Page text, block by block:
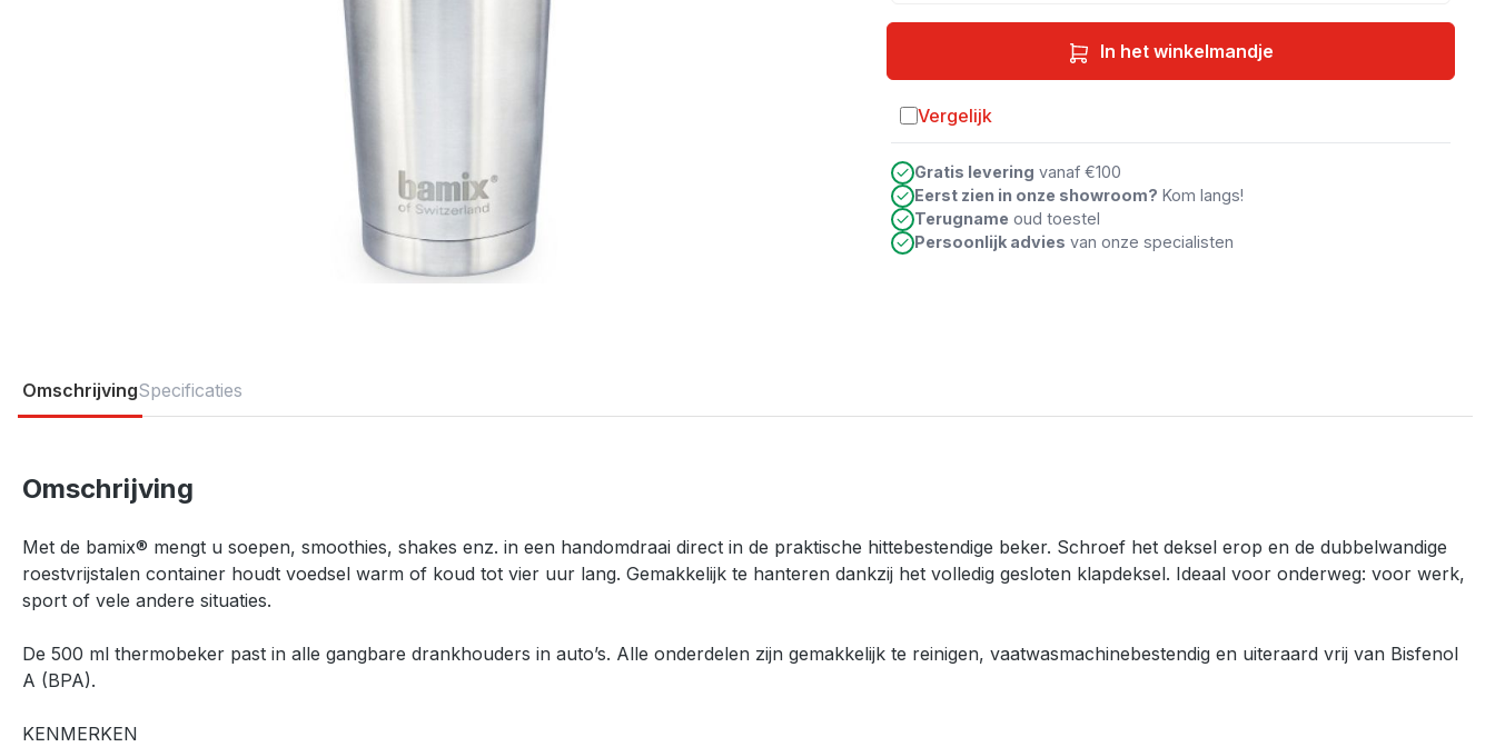
In het winkelmandje
Vergelijk
Toevoegen aan vergelijking
Gratis levering vanaf €100
Eerst zien in onze showroom? Kom langs!
Terugname oud toestel
Persoonlijk advies van onze specialisten
OmschrijvingSpecificaties
Omschrijving
Met de bamix® mengt u soepen, smoothies, shakes enz. in een handomdraai direct in de praktische hittebestendige beker. Schroef het deksel erop en de dubbelwandige
roestvrijstalen container houdt voedsel warm of koud tot vier uur lang. Gemakkelijk te hanteren dankzij het volledig gesloten klapdeksel. Ideaal voor onderweg: voor werk,
sport of vele andere situaties.
De 500 ml thermobeker past in alle gangbare drankhouders in auto’s. Alle onderdelen zijn gemakkelijk te reinigen, vaatwasmachinebestendig en uiteraard vrij van Bisfenol
A (BPA).
KENMERKEN